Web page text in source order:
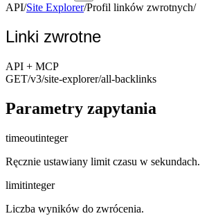
API/Site Explorer/Profil linków zwrotnych/
Linki zwrotne
API + MCP
GET/v3/site-explorer/all-backlinks
Parametry zapytania
timeoutinteger
Ręcznie ustawiany limit czasu w sekundach.
limitinteger
Liczba wyników do zwrócenia.